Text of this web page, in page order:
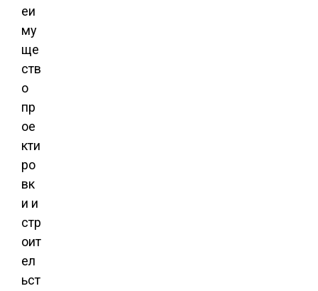
еи
му
ще
ств
о
пр
ое
кти
ро
вк
и и
стр
оит
ел
ьст